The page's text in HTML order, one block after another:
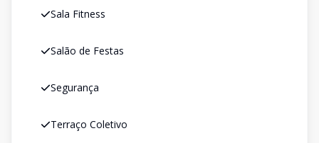
Sala Fitness
Salão de Festas
Segurança
Terraço Coletivo